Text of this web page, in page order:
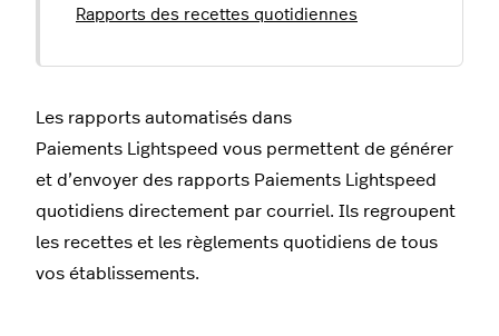
Rapports des recettes quotidiennes
Les rapports automatisés dans
Paiements Lightspeed vous permettent de générer
et d’envoyer des rapports Paiements Lightspeed
quotidiens directement par courriel. Ils regroupent
les recettes et les règlements quotidiens de tous
vos établissements.